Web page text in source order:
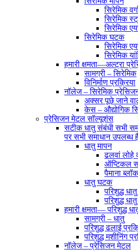
सिरेमिक
सिरेमिक
सिरेमिक
सिरेमिक घटक
सिरेमिक
सिरेमिक
हमारी क्षमता—अल्ट्रा
सामग्री – सिरेमिक
विनिर्माण प्रक्रिया
नॉलेज – सिरेमिक
अक्सर पूछे जाने
केस – औद्योगिक
प्रेसिजन मेटल सॉल्यूशंस
सटीक धातु संबंधी सभी
पर सभी समाधान उपलब्ध
धातु मापन
ढलवां लोहे
ऑप्टिकल
पैमाना ब्लॉक
धातु घटक
परिशुद्ध
परिशुद्ध
हमारी क्षमता— परिशुद्ध
सामग्री – धातु
परिशुद्ध ढलाई
परिशुद्ध मशीनिंग
नॉलेज – प्रेसिजन मेटल